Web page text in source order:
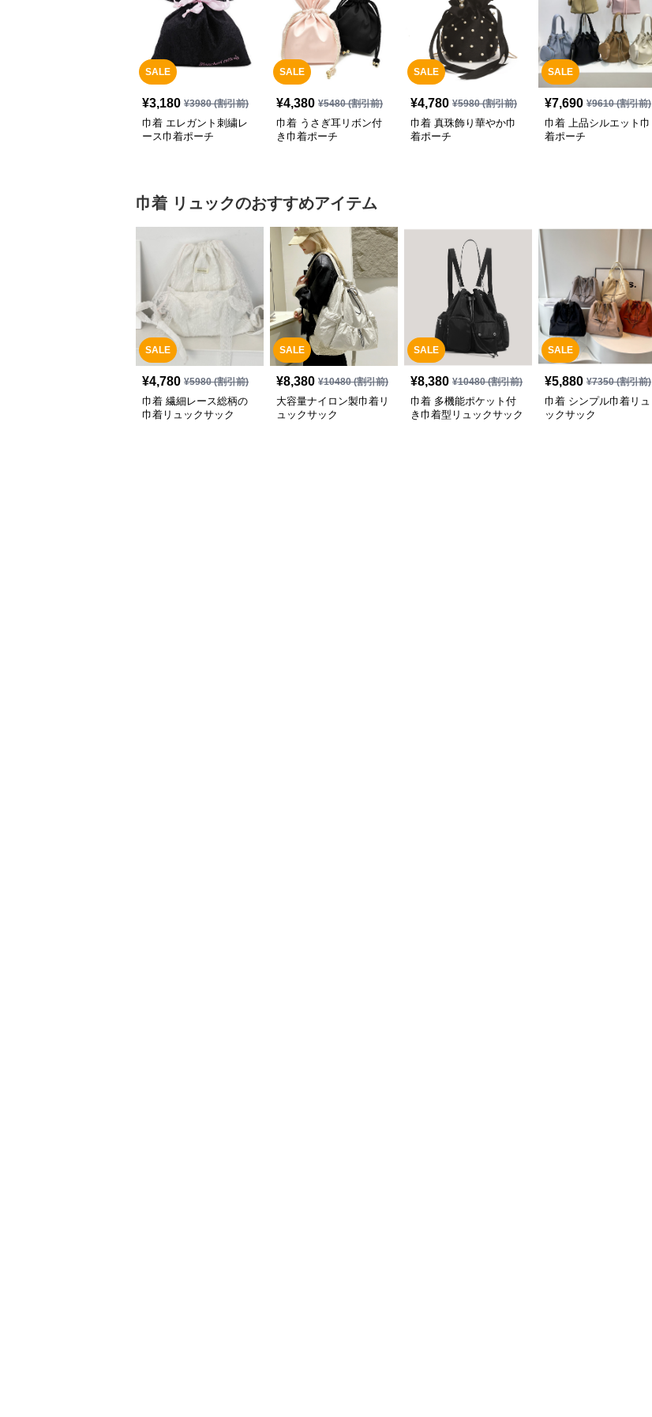
SALE
¥3,180 ¥3980(割引前)
巾着 エレガント刺繍レ
ース巾着ポーチ
SALE
¥4,380 ¥5480(割引前)
巾着 うさぎ耳リボン付
き巾着ポーチ
SALE
¥4,780 ¥5980(割引前)
巾着 真珠飾り華やか巾
着ポーチ
SALE
¥7,690 ¥9610(割引前)
巾着 上品シルエット巾
着ポーチ
巾着 リュックのおすすめアイテム
SALE
¥4,780 ¥5980(割引前)
巾着 繊細レース総柄の
巾着リュックサック
SALE
¥8,380 ¥10480(割引前)
大容量ナイロン製巾着リ
ュックサック
SALE
¥8,380 ¥10480(割引前)
巾着 多機能ポケット付
き巾着型リュックサック
SALE
¥5,880 ¥7350(割引前)
巾着 シンプル巾着リュ
ックサック